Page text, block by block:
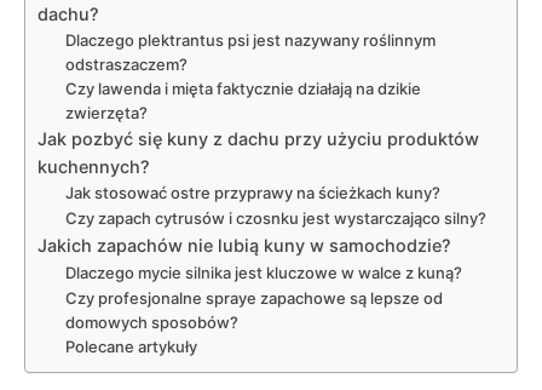
dachu?
Dlaczego plektrantus psi jest nazywany roślinnym
odstraszaczem?
Czy lawenda i mięta faktycznie działają na dzikie
zwierzęta?
Jak pozbyć się kuny z dachu przy użyciu produktów
kuchennych?
Jak stosować ostre przyprawy na ścieżkach kuny?
Czy zapach cytrusów i czosnku jest wystarczająco silny?
Jakich zapachów nie lubią kuny w samochodzie?
Dlaczego mycie silnika jest kluczowe w walce z kuną?
Czy profesjonalne spraye zapachowe są lepsze od
domowych sposobów?
Polecane artykuły